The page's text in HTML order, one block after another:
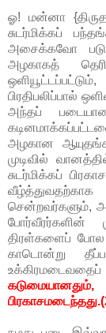
ஓ! மன்னா
சுடர்மிக்கப்
அசைக்கவோ
அழகாகத்
பிரதிபலிப்பால்
அந்தப்
அழகான
முடிவில்
சுடர்மிக்கப்
சென்றவர்களும்,
போர்வீரர்களின்
திரள்களைப்
காடொன்று